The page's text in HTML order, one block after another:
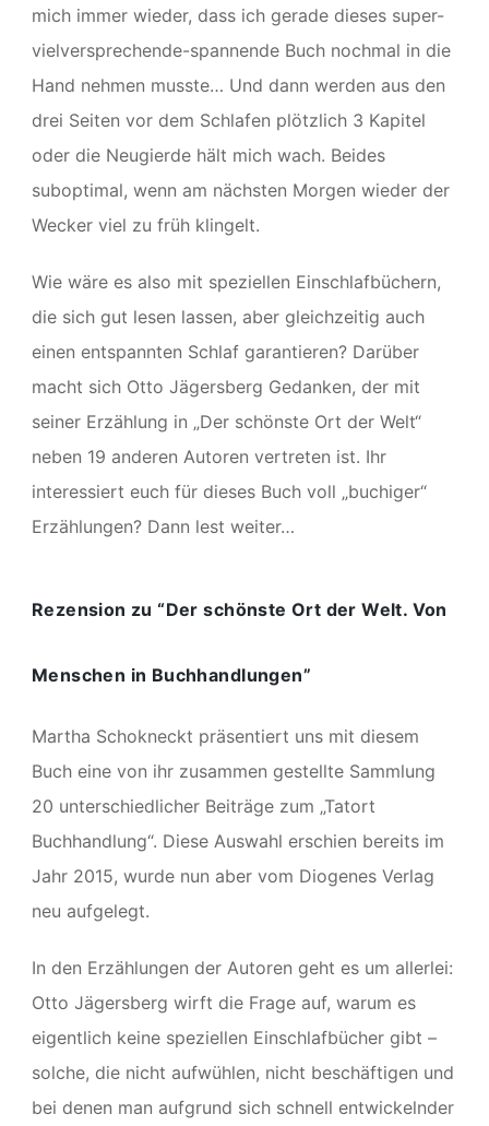
mich immer wieder, dass ich gerade dieses super-
vielversprechende-spannende Buch nochmal in die
Hand nehmen musste… Und dann werden aus den
drei Seiten vor dem Schlafen plötzlich 3 Kapitel
oder die Neugierde hält mich wach. Beides
suboptimal, wenn am nächsten Morgen wieder der
Wecker viel zu früh klingelt.
Wie wäre es also mit speziellen Einschlafbüchern,
die sich gut lesen lassen, aber gleichzeitig auch
einen entspannten Schlaf garantieren? Darüber
macht sich Otto Jägersberg Gedanken, der mit
seiner Erzählung in „Der schönste Ort der Welt“
neben 19 anderen Autoren vertreten ist. Ihr
interessiert euch für dieses Buch voll „buchiger“
Erzählungen? Dann lest weiter…
Rezension zu“Der schönste Ort der Welt. Von
Menschen in Buchhandlungen”
Martha Schokneckt präsentiert uns mit diesem
Buch eine von ihr zusammen gestellte Sammlung
20 unterschiedlicher Beiträge zum „Tatort
Buchhandlung“. Diese Auswahl erschien bereits im
Jahr 2015, wurde nun aber vom Diogenes Verlag
neu aufgelegt.
In den Erzählungen der Autoren geht es um allerlei:
Otto Jägersberg wirft die Frage auf, warum es
eigentlich keine speziellen Einschlafbücher gibt –
solche, die nicht aufwühlen, nicht beschäftigen und
bei denen man aufgrund sich schnell entwickelnder